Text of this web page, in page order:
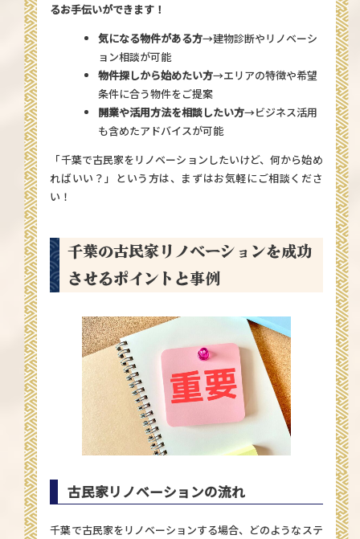
るお手伝いができます！
気になる物件がある方→建物診断やリノベーシ
ョン相談が可能
物件探しから始めたい方→エリアの特徴や希望
条件に合う物件をご提案
開業や活用方法を相談したい方→ビジネス活用
も含めたアドバイスが可能
「千葉で古民家をリノベーションしたいけど、何から始め
ればいい？」という方は、まずはお気軽にご相談くださ
い！
千葉の古民家リノベーションを成功
させるポイントと事例
古民家リノベーションの流れ
千葉で古民家をリノベーションする場合、どのようなステ